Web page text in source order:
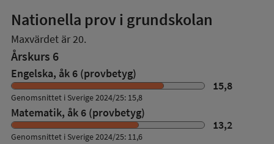
Nationella prov i grundskolan
Maxvärdet är 20.
Årskurs 6
Engelska, åk 6 (provbetyg)
15,8
Genomsnittet i Sverige 2024/25: 15,8
Matematik, åk 6 (provbetyg)
13,2
Genomsnittet i Sverige 2024/25: 11,6